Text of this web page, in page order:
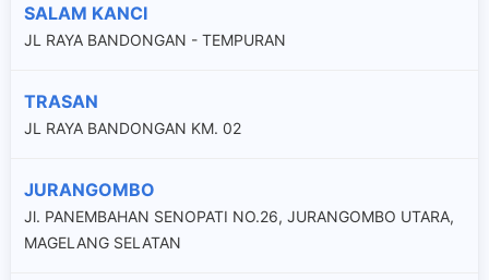
SALAM KANCI
JL RAYA BANDONGAN - TEMPURAN
TRASAN
JL RAYA BANDONGAN KM. 02
JURANGOMBO
Jl. PANEMBAHAN SENOPATI NO.26, JURANGOMBO UTARA,
MAGELANG SELATAN